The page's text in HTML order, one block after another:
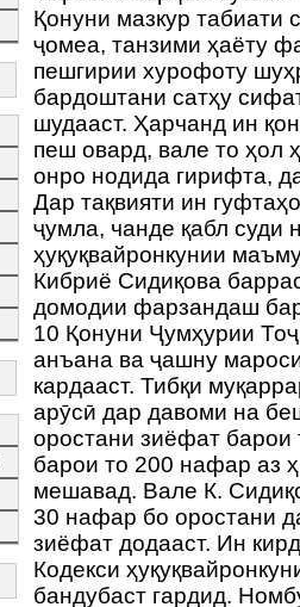
Қонуни мазкур
ҷомеа, танзими ҳаёту
пешгирии хурофоту
бардоштани сатҳу
шудааст. Ҳарчанд ин
пеш овард, вале то ҳол
онро нодида гирифта,
Дар тақвияти ин
ҷумла, чанде қабл суди
ҳуқуқвайронкунии
Кибриё Сидиқова
домодии фарзандаш
10 Қонуни Ҷумҳурии
анъана ва ҷашну
кардааст. Тибқи
арӯсӣ дар давоми на
оростани зиёфат
барои то 200 нафар аз
мешавад. Вале К.
30 нафар бо оростани
зиёфат додааст. Ин
Кодекси
бандубаст гардид.